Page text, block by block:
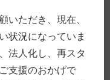
いただき、現在、
状況になっていま
法人化し、再スタ
支援のおかげで